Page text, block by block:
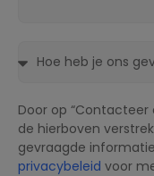
Door op “Contacteer
de hierboven
gevraagde
privacybeleid voor